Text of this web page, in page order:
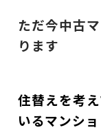
ただ今中古
ります
住替えを考
いるマンシ